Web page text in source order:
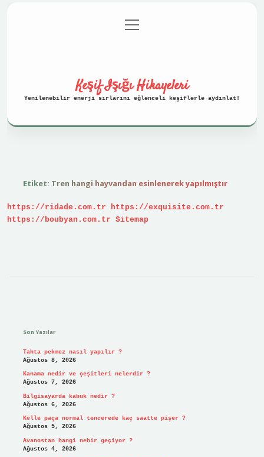
Gizlilik Politikası
menüyü
aç
Keşif Işığı Hikayeleri
Yenilenebilir enerji sırlarını eğlenceli keşiflerle aydınlat!
Etiket: Tren hangi hayvandan esinlenerek yapılmıştır
https://ridade.com.tr
https://exquisite.com.tr
https://boubyan.com.tr Sitemap
Son Yazılar
Tahta pekmez nasıl yapılır ?
Ağustos 8, 2026
Kanama nedir ve çeşitleri nelerdir ?
Ağustos 7, 2026
Bilgisayarda kabuk nedir ?
Ağustos 6, 2026
Kelle paça normal tencerede kaç saatte pişer ?
Ağustos 5, 2026
Avanostan hangi nehir geçiyor ?
Ağustos 4, 2026